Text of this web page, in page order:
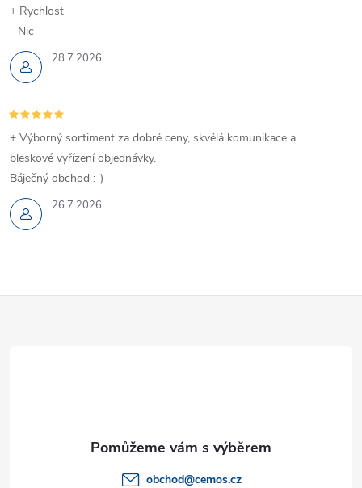
28.7.2026
+ Rychlost
- Nic
26.7.2026
+ Výborný sortiment za dobré ceny, skvělá komunikace a
bleskové vyřízení objednávky.
Báječný obchod :-)
obchod@cemos.cz